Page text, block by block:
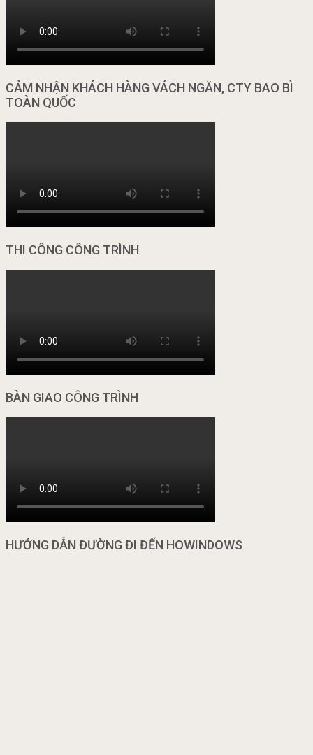
CẢM NHẬN KHÁCH HÀNG VÁCH NGĂN, CTY BAO BÌ
TOÀN QUỐC
THI CÔNG CÔNG TRÌNH
BÀN GIAO CÔNG TRÌNH
HƯỚNG DẪN ĐƯỜNG ĐI ĐẾN HOWINDOWS